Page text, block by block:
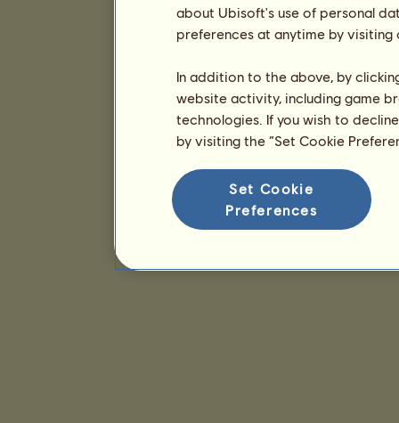
about Ubisoft's use of personal
preferences at anytime by
In addition to the above, by
website activity, including game
technologies. If you wish to
by visiting the “Set Cookie
Set Cookie
Preferences